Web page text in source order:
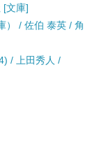
[文庫]
） / 佐伯 泰英 / 角
/ 上田秀人 /